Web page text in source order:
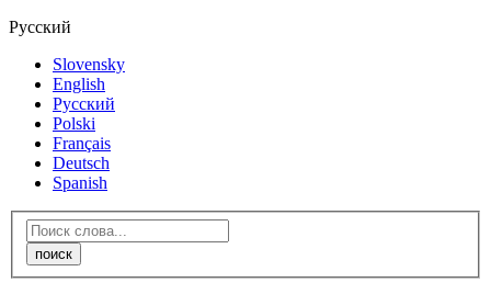
Русский
Slovensky
English
Русский
Polski
Français
Deutsch
Spanish